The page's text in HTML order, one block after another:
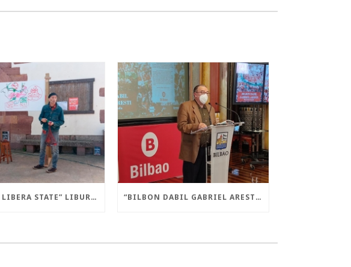
“AMAIUR! LIBERA STATE” LIBURUA AURKEZTU DA AMAIURREN “BILBON DABIL GABRIEL ARESTI” LIBURUA AURKEZTU DA GAUR